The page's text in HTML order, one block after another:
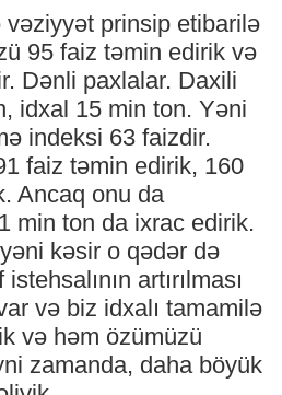
prinsip etibarilə
95 faiz təmin edirik və
Dənli paxlalar. Daxili
idxal 15 min ton. Yəni
indeksi 63 faizdir.
faiz təmin edirik, 160
Ancaq onu da
min ton da ixrac edirik.
kəsir o qədər də
artırılması
və biz idxalı tamamilə
və həm özümüzü
zamanda, daha böyük